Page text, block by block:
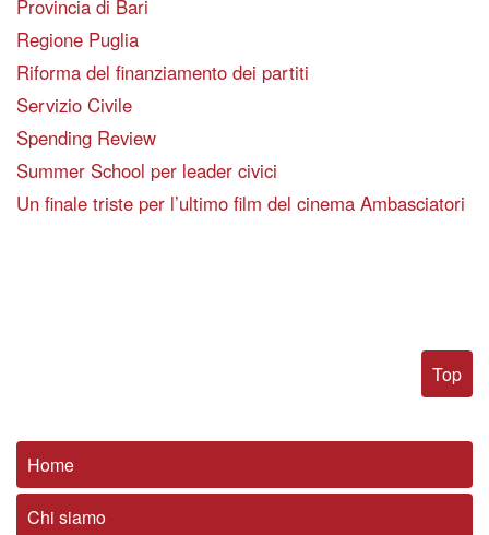
Provincia di Bari
Regione Puglia
Riforma del finanziamento dei partiti
Servizio Civile
Spending Review
Summer School per leader civici
Un finale triste per l’ultimo film del cinema Ambasciatori
Top
Home
Chi siamo